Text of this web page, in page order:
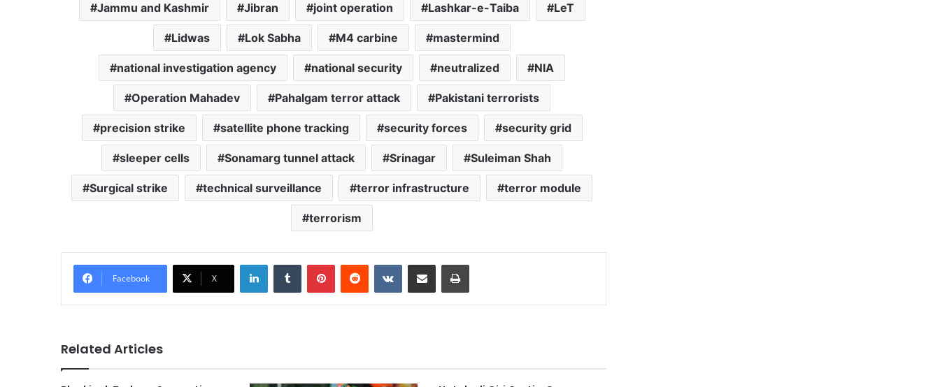
Jammu and Kashmir Jibran joint operation Lashkar-e-Taiba LeT
Lidwas Lok Sabha M4 carbine mastermind
national investigation agency national security neutralized NIA
Operation Mahadev Pahalgam terror attack Pakistani terrorists
precision strike satellite phone tracking security forces security grid
sleeper cells Sonamarg tunnel attack Srinagar Suleiman Shah
Surgical strike technical surveillance terror infrastructure terror module
terrorism
Facebook X
LinkedInTumblr PinterestReddit VKontakteShare via Email Print
Related Articles